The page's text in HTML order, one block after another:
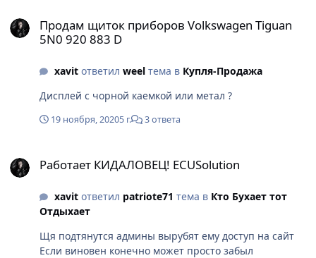
Продам щиток приборов Volkswagen Tiguan
5N0 920 883 D
xavitответил weelтема в Купля-Продажа
Дисплей с чорной каемкой или метал ?
19 ноября, 20205 г. 3 ответа
Работает КИДАЛОВЕЦ! ECUSolution
xavitответил patriote71 тема в Кто Бухает тот
Отдыхает
Щя подтянутся админы вырубят ему доступ на сайт
Если виновен конечно может просто забыл